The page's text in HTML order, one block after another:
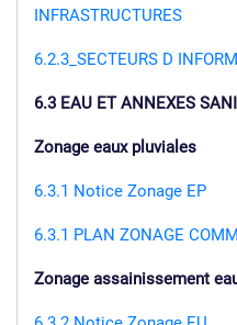
INFRASTRUCTURES
6.2.3_SECTEURS D
6.3 EAU ET ANNEXES
Zonage eaux pluviales
6.3.1 Notice Zonage EP
6.3.1 PLAN ZONAGE
Zonage assainissement